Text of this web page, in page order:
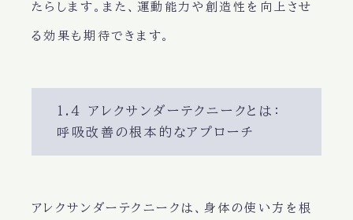
たらします。また、 運動能力 や 創造性 を向上させ
る効果も期待できます。
1.4 アレクサンダーテクニークとは：
呼吸改善の根本的なアプローチ
アレクサンダーテクニークは、 身体の使い方を根